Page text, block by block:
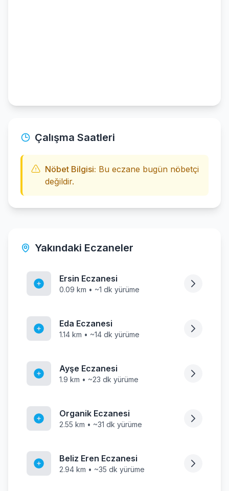
Çalışma Saatleri
Nöbet Bilgisi: Bu eczane bugün nöbetçi
değildir.
Yakındaki Eczaneler
Ersin Eczanesi
0.09 km • ~1 dk yürüme
Eda Eczanesi
1.14 km • ~14 dk yürüme
Ayşe Eczanesi
1.9 km • ~23 dk yürüme
Organik Eczanesi
2.55 km • ~31 dk yürüme
Beliz Eren Eczanesi
2.94 km • ~35 dk yürüme